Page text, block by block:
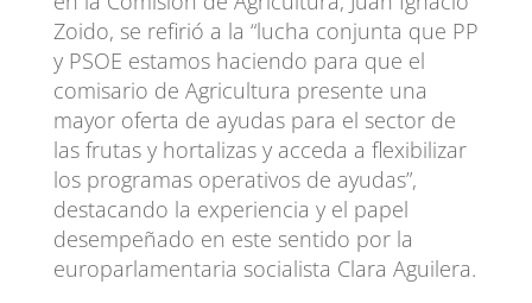
Zoido, se refirió a la “lucha conjunta que PP
y PSOE estamos haciendo para que el
comisario de Agricultura presente una
mayor oferta de ayudas para el sector de
las frutas y hortalizas y acceda a flexibilizar
los programas operativos de ayudas”,
destacando la experiencia y el papel
desempeñado en este sentido por la
europarlamentaria socialista Clara Aguilera.